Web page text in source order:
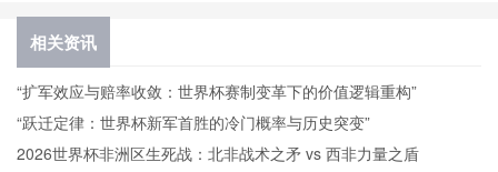
相关资讯
“扩军效应与赔率收敛：世界杯赛制变革下的价值逻辑重构”
“跃迁定律：世界杯新军首胜的冷门概率与历史突变”
2026世界杯非洲区生死战：北非战术之矛 vs 西非力量之盾